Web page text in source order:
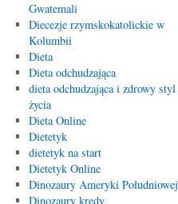
Gwatemali
Diecezje rzymskokatolickie w
Kolumbii
Dieta
Dieta odchudzająca
dieta odchudzająca i zdrowy styl
życia
Dieta Online
Dietetyk
dietetyk na start
Dietetyk Online
Dinozaury Ameryki Południowej
Dinozaury kredy